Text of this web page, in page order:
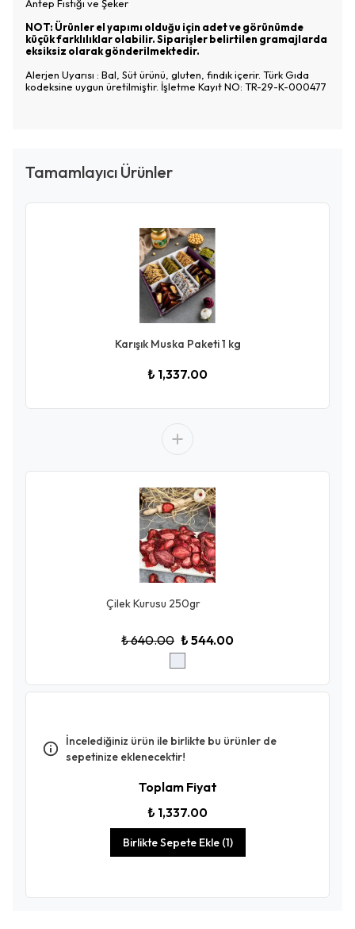
Antep Fıstığı ve Şeker
NOT: Ürünler el yapımı olduğu için adet ve görünümde
küçük farklılıklar olabilir. Siparişler belirtilen gramajlarda
eksiksiz olarak gönderilmektedir.
Alerjen Uyarısı : Bal, Süt ürünü, gluten, fındık içerir. Türk Gıda
kodeksine uygun üretilmiştir. İşletme Kayıt NO: TR-29-K-000477
Tamamlayıcı Ürünler
Karışık Muska Paketi 1 kg
₺ 1,337.00
Çilek Kurusu 250gr
₺ 640.00 ₺ 544.00
İncelediğiniz ürün ile birlikte bu ürünler de
sepetinize eklenecektir!
Toplam Fiyat
₺ 1,337.00
Birlikte Sepete Ekle (1)